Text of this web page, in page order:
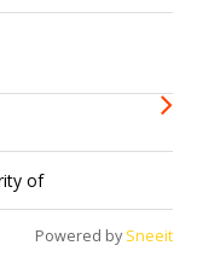
of
Powered by Sneeit